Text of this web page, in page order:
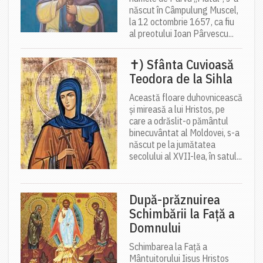
născut în Câmpulung Muscel,
la 12 octombrie 1657, ca fiu
al preotului Ioan Pârvescu...
✝) Sfânta Cuvioasă
Teodora de la Sihla
Această floare duhovnicească
și mireasă a lui Hristos, pe
care a odrăslit-o pământul
binecuvântat al Moldovei, s-a
născut pe la jumătatea
secolului al XVII-lea, în satul...
După-prăznuirea
Schimbării la Față a
Domnului
Schimbarea la Față a
Mântuitorului Iisus Hristos